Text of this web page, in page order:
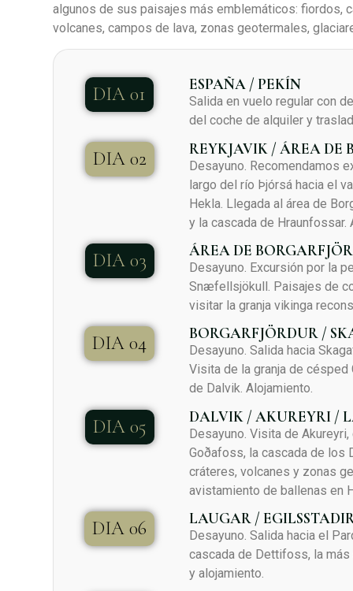
algunos de sus paisajes más emblemáticos: fiordos,
volcanes, campos de lava, zonas geotermales,
DIA 01 ESPAÑA / PEKÍN
Salida en vuelo regular con
del coche de alquiler y
DIA 02 REYKJAVIK / ÁREA DE
Desayuno. Recomendamos
largo del río Þjórsá hacia el
Hekla. Llegada al área de
y la cascada de Hraunfossar.
DIA 03 ÁREA DE
Desayuno. Excursión por la
Snæfellsjökull. Paisajes de
visitar la granja vikinga
DIA 04 BORGARFJÖRDUR /
Desayuno. Salida hacia
Visita de la granja de
de Dalvik. Alojamiento.
DIA 05 DALVIK / AKUREYRI /
Desayuno. Visita de
Goðafoss, la cascada de los
cráteres, volcanes y zonas
avistamiento de ballenas en
DIA 06 LAUGAR /
Desayuno. Salida hacia el
cascada de Dettifoss, la más
y alojamiento.